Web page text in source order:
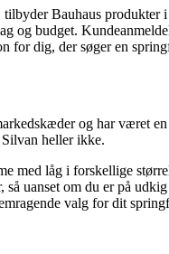
Bauhaus produkter
og budget.
for dig, der søger en
og har været
heller ikke.
med låg i forskellige
så uanset om du er på
valg for dit